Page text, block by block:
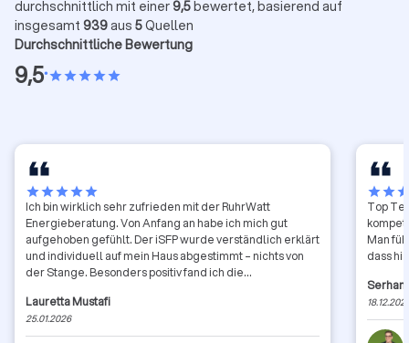
durchschnittlich mit einer9,5bewertet, basierend auf
insgesamt 939aus 5Quellen
Durchschnittliche Bewertung
9,5•starstarstarstarstar
starstarstarstarstar
Ich bin wirklich sehr zufrieden mit der RuhrWatt
Energieberatung. Von Anfang an habe ich mich gut
aufgehoben gefühlt. Der iSFP wurde verständlich erklärt
und individuell auf mein Haus abgestimmt – nichts von
der Stange. Besonders positiv fand ich die
möglich ist, und die Anträge wurden komplett
übernommen, was eine riesige Erleichterung war. Sehr
freundlich, zuverlässig und kompetent. Ich würde
Lauretta Mustafi
25.01.2026
starstar
Top
Man
dass
Serhan